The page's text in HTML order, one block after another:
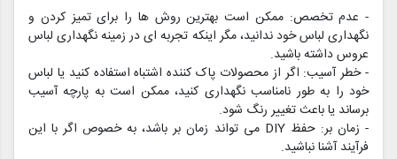
- عدم تخصص: ممکن است بهترین روش ها را برای تمیز کردن و
نگهداری لباس خود ندانید، مگر اینکه تجربه ای در زمینه نگهداری لباس
عروس داشته باشید.
- خطر آسیب: اگر از محصولات پاک کننده اشتباه استفاده کنید یا لباس
خود را به طور نامناسب نگهداری کنید، ممکن است به پارچه آسیب
برساند یا باعث تغییر رنگ شود.
- زمان بر: حفظ DIY می تواند زمان بر باشد، به خصوص اگر با این
فرآیند آشنا نباشید.